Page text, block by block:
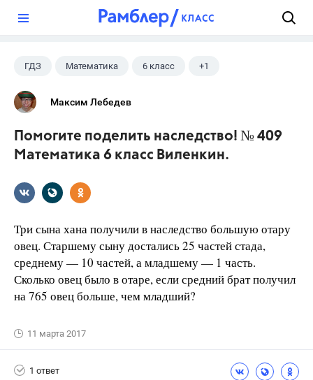
ГДЗ Математика 6 класс +1
Виленкин Н.Я.
Максим Лебедев
Помогите поделить наследство! № 409
Математика 6 класс Виленкин.
Три сына хана получили в наследство большую отару
овец. Старшему сыну достались 25 частей стада,
среднему — 10 частей, а младшему — 1 часть.
Сколько овец было в отаре, если средний брат получил
на 765 овец больше, чем младший?
11 марта 2017
1 ответ